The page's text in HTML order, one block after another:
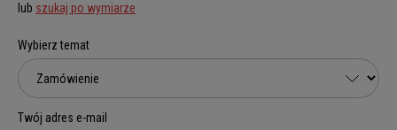
lub szukaj po wymiarze